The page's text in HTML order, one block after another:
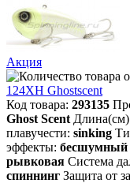
Акция
124XH Ghostscent
Код товара: 293135
Ghost Scent
плавучести: sinking
эффекты: бесшумный
рывковая Система
спиннинг Защита от